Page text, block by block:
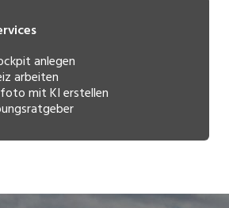
anlegen
arbeiten
mit KI erstellen